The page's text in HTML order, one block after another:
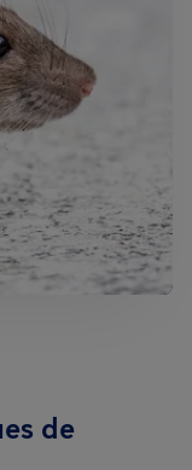
de